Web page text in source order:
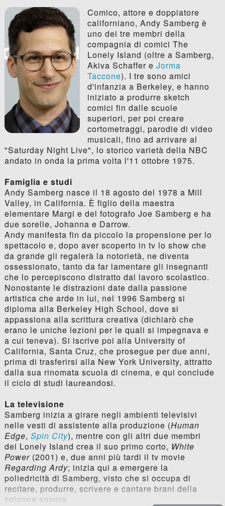
Comico, attore e doppiatore
californiano, Andy Samberg è
uno dei tre membri della
compagnia di comici The
Lonely Island (oltre a Samberg,
Akiva Schaffer e Jorma
Taccone). I tre sono amici
d'infanzia a Berkeley, e hanno
iniziato a produrre sketch
comici fin dalle scuole
superiori, per poi creare
cortometraggi, parodie di video
musicali, fino ad arrivare al
"Saturday Night Live", lo storico varietà della NBC
andato in onda la prima volta l'11 ottobre 1975.
Famiglia e studi
Andy Samberg nasce il 18 agosto del 1978 a Mill
Valley, in California. È figlio della maestra
elementare Margi e del fotografo Joe Samberg e ha
due sorelle, Johanna e Darrow.
Andy manifesta fin da piccolo la propensione per lo
spettacolo e, dopo aver scoperto in tv lo show che
da grande gli regalerà la notorietà, ne diventa
ossessionato, tanto da far lamentare gli insegnanti
che lo percepiscono distratto dal lavoro scolastico.
Nonostante le distrazioni date dalla passione
artistica che arde in lui, nel 1996 Samberg si
diploma alla Berkeley High School, dove si
appassiona alla scrittura creativa (dichiarò che
erano le uniche lezioni per le quali si impegnava e
a cui teneva). Si iscrive poi alla University of
California, Santa Cruz, che prosegue per due anni,
prima di trasferirsi alla New York University, attratto
dalla sua rinomata scuola di cinema, e qui conclude
il ciclo di studi laureandosi.
La televisione
Samberg inizia a girare negli ambienti televisivi
nelle vesti di assistente alla produzione (Human
Edge, Spin City), mentre con gli altri due membri
dei Lonely Island crea il suo primo corto, White
Power(2001) e, due anni più tardi il tv movie
Regarding Ardy; inizia qui a emergere la
poliedricità di Samberg, visto che si occupa di
recitare, produrre, scrivere e cantare brani della
colonna sonora.